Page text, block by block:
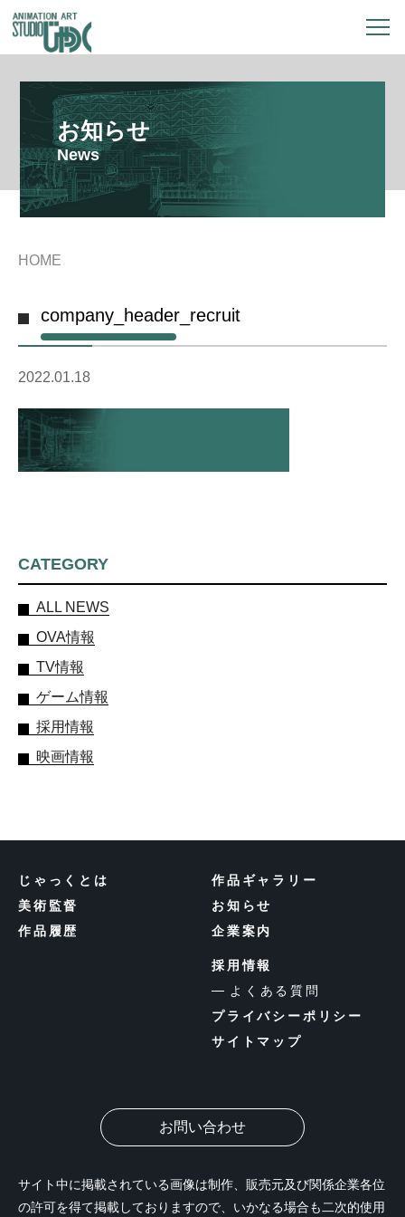
お知らせ
News
HOME
company_header_recruit
2022.01.18
CATEGORY
ALL NEWS
OVA情報
TV情報
ゲーム情報
採用情報
映画情報
じゃっくとは
美術監督
作品履歴
作品ギャラリー
お知らせ
企業案内
採用情報
よくある質問
プライバシーポリシー
サイトマップ
お問い合わせ
サイト中に掲載されている画像は制作、販売元及び関係企業各位
の許可を得て掲載しておりますので、いかなる場合も二次的使用